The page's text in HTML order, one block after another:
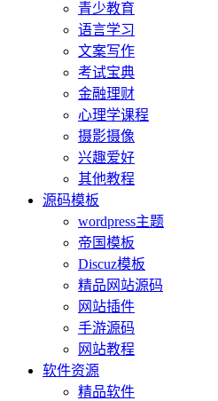
青少教育
语言学习
文案写作
考试宝典
金融理财
心理学课程
摄影摄像
兴趣爱好
其他教程
源码模板
wordpress主题
帝国模板
Discuz模板
精品网站源码
网站插件
手游源码
网站教程
软件资源
精品软件